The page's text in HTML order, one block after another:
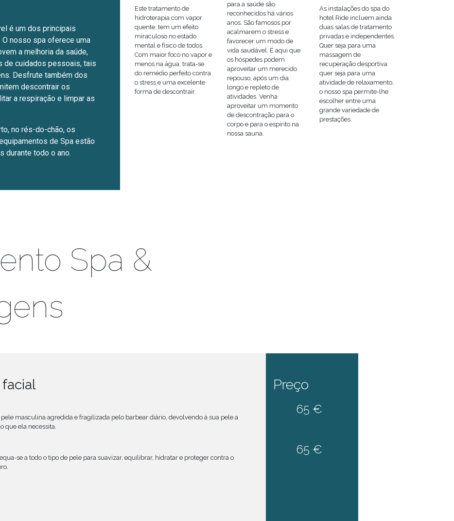
é um dos principais
nosso spa oferece uma
a melhoria da saúde,
de cuidados pessoais, tais
Desfrute também dos
descontrair os
a respiração e limpar as
no rés-do-chão, os
de Spa estão
durante todo o ano.
Este tratamento de
hidroterapia com vapor
quente, tem um efeito
miraculoso no estado
mental e físico de todos.
Com maior foco no vapor e
menos na água, trata-se
do remédio perfeito contra
o stress e uma excelente
forma de descontrair.
para a saúde são
reconhecidos há vários
anos. São famosos por
acalmarem o stress e
favorecer um modo de
vida saudável. É aqui que
os hóspedes podem
aproveitar um merecido
repouso, após um dia
longo e repleto de
atividades. Venha
aproveitar um momento
de descontração para o
corpo e para o espírito na
nossa sauna.
As instalações do spa do
hotel Ride incluem ainda
duas salas de tratamento
privadas e independentes.
Quer seja para uma
massagem de
recuperação desportiva
quer seja para uma
atividade de relaxamento,
o nosso spa permite-lhe
escolher entre uma
grande variedade de
prestações.
Spa &
Preço
masculina agredida e fragilizada pelo barbear diário, devolvendo à sua pele a
que ela necessita.
65 €
se a todo o tipo de pele para suavizar, equilibrar, hidratar e proteger contra o
65 €